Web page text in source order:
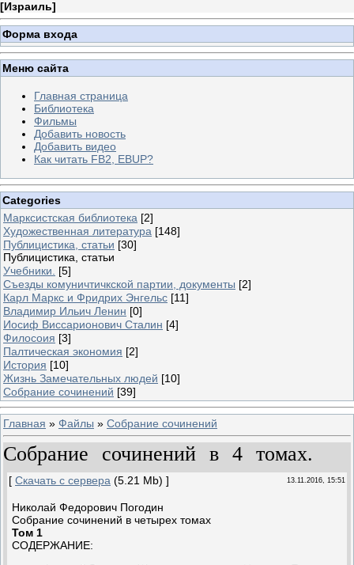
[Израиль]
Форма входа
Меню сайта
Главная страница
Библиотека
Фильмы
Добавить новость
Добавить видео
Как читать FB2, EBUP?
Categories
Марксистская библиотека [2]
Художественная литература [148]
Публицистика, статьи [30]
Публицистика, статьи
Учебники.
[5]
Съезды комуничтичкской партии, документы [2]
Карл Маркс и Фридрих Энгельс [11]
Владимир Ильич Ленин [0]
Иосиф Виссарионович Сталин [4]
Филосоия [3]
Палтическая экономия [2]
История [10]
Жизнь Замечательных людей [10]
Собрание сочинений [39]
Главная » Файлы » Собрание сочинений
Собрание сочинений в 4 томах.
[ Скачать с сервера (5.21 Mb) ] 13.11.2016, 15:51
Николай Федорович Погодин
Собрание сочинений в четырех томах
Том 1
СОДЕРЖАНИЕ: